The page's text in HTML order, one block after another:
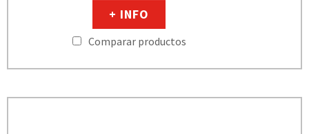
+ INFO
Comparar productos